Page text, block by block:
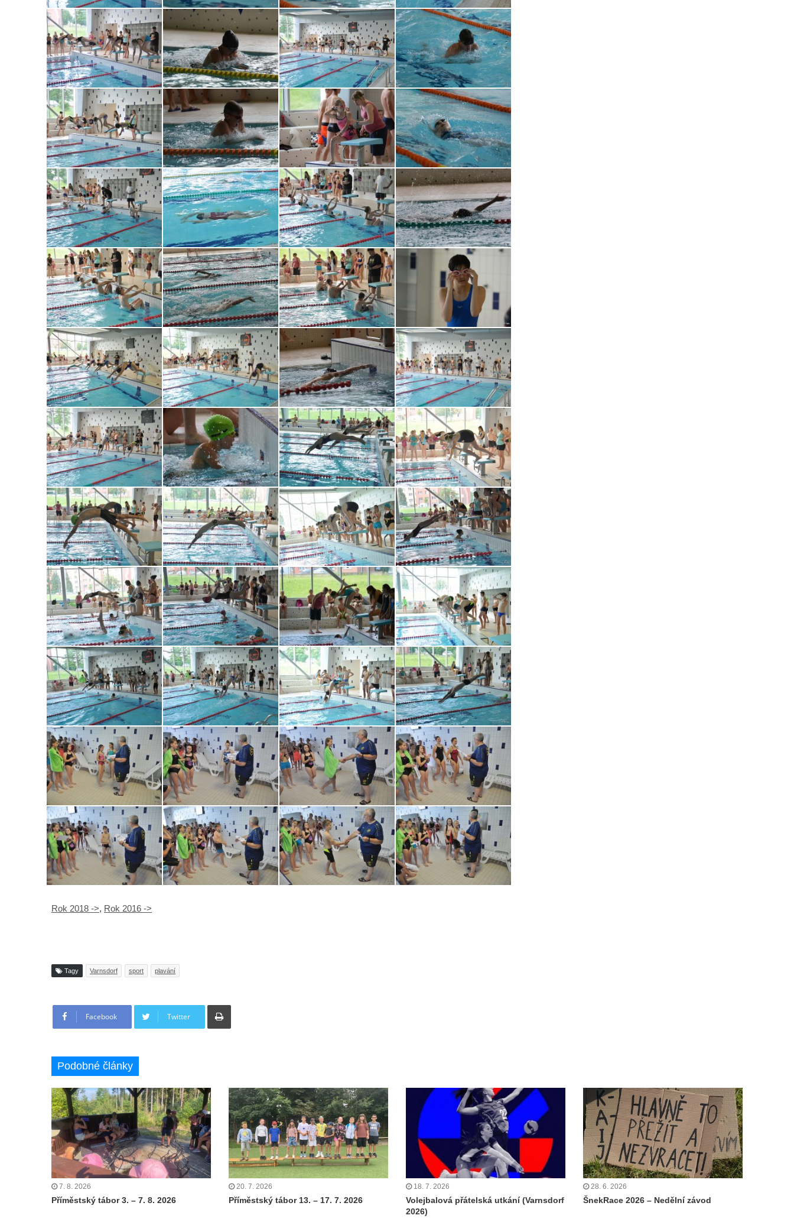
Rok 2018 ->, Rok 2016 ->
Tagy Varnsdorf sport plavání
Facebook Twitter
Tisknout
Podobné články
7. 8. 2026
Příměstský tábor 3. – 7. 8. 2026
20. 7. 2026
Příměstský tábor 13. – 17. 7. 2026
18. 7. 2026
Volejbalová přátelská utkání (Varnsdorf
2026)
28. 6. 2026
ŠnekRace 2026 – Nedělní závod